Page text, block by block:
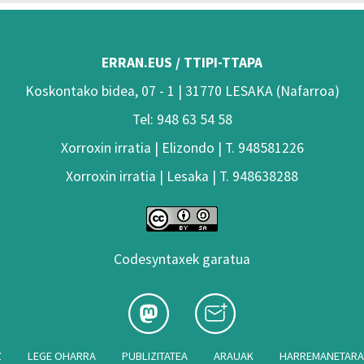
ERRAN.EUS / TTIPI-TTAPA
Koskontako bidea, 07 - 1 | 31770 LESAKA (Nafarroa)
Tel: 948 63 54 58
Xorroxin irratia | Elizondo | T. 948581226
Xorroxin irratia | Lesaka | T. 948638288
Codesyntaxek garatua
LEGE OHARRA PUBLIZITATEA ARAUAK